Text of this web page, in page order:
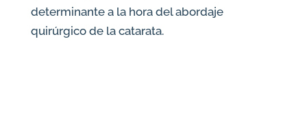
determinante a la hora del abordaje
quirúrgico de la catarata.